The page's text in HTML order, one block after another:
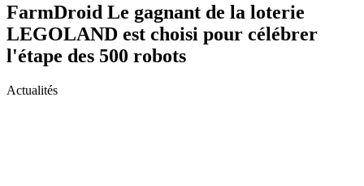
FarmDroid Le gagnant de la loterie
LEGOLAND est choisi pour célébrer
l'étape des 500 robots
Actualités